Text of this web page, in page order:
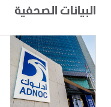
البيانات الصحفية